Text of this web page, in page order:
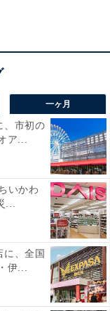
が厳しく審査
鮪一筋20年以上
秀一さんが厳し
」の中でも、身
仕入れるのだと
色目や脂のりな
クリアした本鮪
一ヶ月
、市初の
ア...
いかわ
...
に、全国
伊...